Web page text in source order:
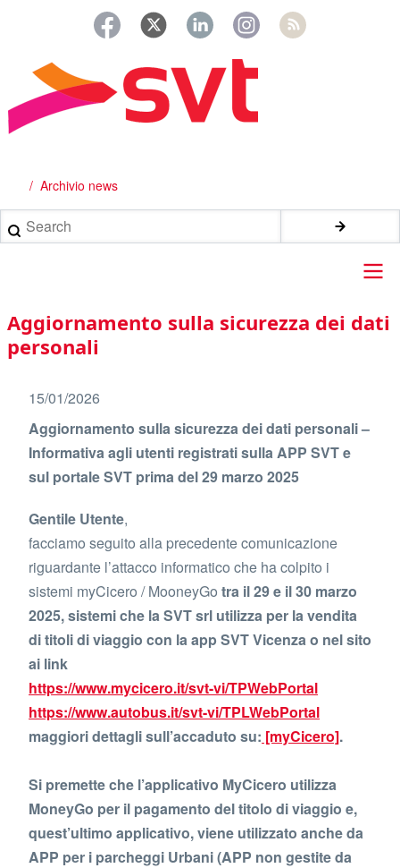
principale
Briciole
di
pane
Archivio news
Search
Main
navigation
Aggiornamento sulla sicurezza dei dati
personali
15/01/2026
Aggiornamento sulla sicurezza dei dati personali –
Informativa agli utenti registrati sulla APP SVT e
sul portale SVT prima del 29 marzo 2025
Gentile Utente,
facciamo seguito alla precedente comunicazione
riguardante l’attacco informatico che ha colpito i
sistemi myCicero / MooneyGo tra il 29 e il 30 marzo
2025, sistemi che la SVT srl utilizza per la vendita
di titoli di viaggio con la app SVT Vicenza o nel sito
ai link
https://www.mycicero.it/svt-vi/TPWebPortal
https://www.autobus.it/svt-vi/TPLWebPortal
maggiori dettagli sull’accaduto su: [myCicero].
Si premette che l’applicativo MyCicero utilizza
MoneyGo per il pagamento del titolo di viaggio e,
quest’ultimo applicativo, viene utilizzato anche da
APP per i parcheggi Urbani (APP non gestite da